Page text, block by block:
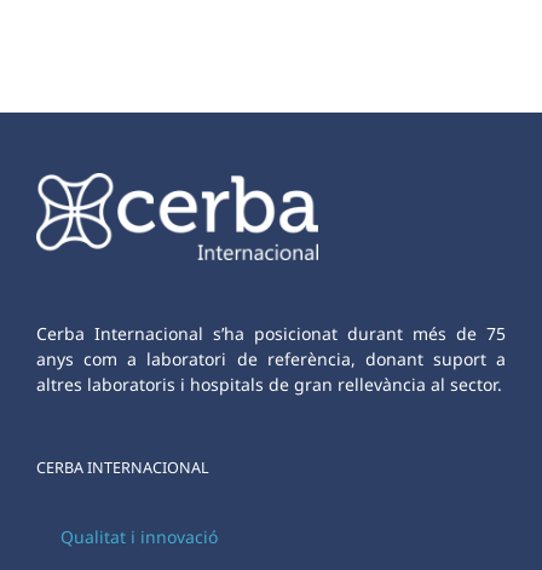
Cerba Internacional s’ha posicionat durant més de 75
anys com a laboratori de referència, donant suport a
altres laboratoris i hospitals de gran rellevància al sector.
CERBA INTERNACIONAL
Qualitat i innovació